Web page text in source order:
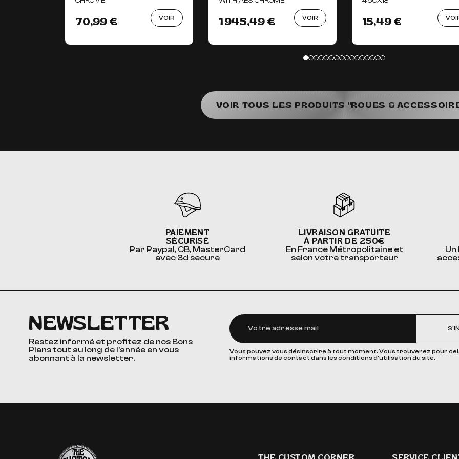
70,99 € VOIR 1 945,49 € VOIR 15,49 €
VOIR TOUS LES PRODUITS "ROUES &
PAIEMENT
SÉCURISÉ
Par Paypal, CB, MasterCard
avec 3d secure
LIVRAISON GRATUITE
À PARTIR DE 250€
En France Métropolitaine et
selon votre transporteur
NEWSLETTER
Restez informé et profitez de nos Bons
Plans tout au long de l’année en vous
abonnant à la newsletter.
Vous pouvez vous désinscrire à tout moment. Vous trouverez pour
informations de contact dans les conditions d'utilisation du site.
The Custom Corner